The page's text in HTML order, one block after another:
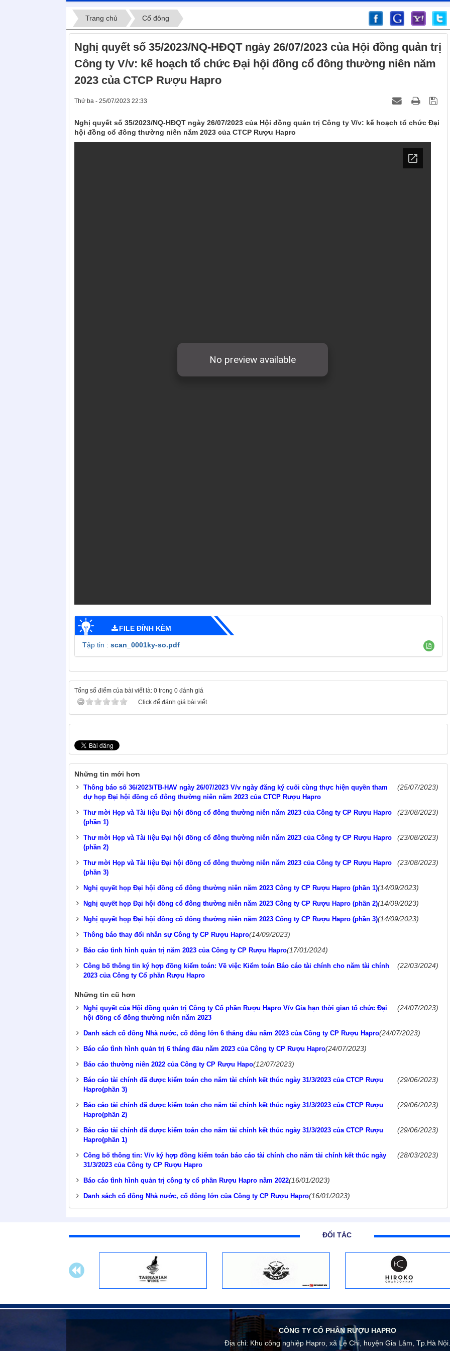
Trang chủ Cổ đông
Nghị quyết số 35/2023/NQ-HĐQT ngày 26/07/2023 của Hội đồng quản trị
Công ty V/v: kế hoạch tổ chức Đại hội đồng cổ đông thường niên năm
2023 của CTCP Rượu Hapro
Thứ ba - 25/07/2023 22:33
Nghị quyết số 35/2023/NQ-HĐQT ngày 26/07/2023 của Hội đồng quản trị Công ty V/v: kế hoạch tổ chức Đại
hội đồng cổ đông thường niên năm 2023 của CTCP Rượu Hapro
FILE ĐÍNH KÈM
Tập tin : scan_0001ky-so.pdf
Tổng số điểm của bài viết là: 0 trong 0 đánh giá
Click để đánh giá bài viết
Những tin mới hơn
Thông báo số 36/2023/TB-HAV ngày 26/07/2023 V/v ngày đăng ký cuối cùng thực hiện quyền tham
dự họp Đại hội đồng cổ đông thường niên năm 2023 của CTCP Rượu Hapro
(25/07/2023)
Thư mời Họp và Tài liệu Đại hội đồng cổ đông thường niên năm 2023 của Công ty CP Rượu Hapro
(phần 1)
(23/08/2023)
Thư mời Họp và Tài liệu Đại hội đồng cổ đông thường niên năm 2023 của Công ty CP Rượu Hapro
(phần 2)
(23/08/2023)
Thư mời Họp và Tài liệu Đại hội đồng cổ đông thường niên năm 2023 của Công ty CP Rượu Hapro
(phần 3)
(23/08/2023)
Nghị quyết họp Đại hội đồng cổ đông thường niên năm 2023 Công ty CP Rượu Hapro (phần 1)(14/09/2023)
Nghị quyết họp Đại hội đồng cổ đông thường niên năm 2023 Công ty CP Rượu Hapro (phần 2)(14/09/2023)
Nghị quyết họp Đại hội đồng cổ đông thường niên năm 2023 Công ty CP Rượu Hapro (phần 3)(14/09/2023)
Thông báo thay đổi nhân sự Công ty CP Rượu Hapro(14/09/2023)
Báo cáo tình hình quản trị năm 2023 của Công ty CP Rượu Hapro(17/01/2024)
Công bố thông tin ký hợp đồng kiểm toán: Về việc Kiểm toán Báo cáo tài chính cho năm tài chính
2023 của Công ty Cổ phần Rượu Hapro
(22/03/2024)
Những tin cũ hơn
Nghị quyết của Hội đồng quản trị Công ty Cổ phần Rượu Hapro V/v Gia hạn thời gian tổ chức Đại
hội đồng cổ đông thường niên năm 2023
(24/07/2023)
Danh sách cổ đông Nhà nước, cổ đông lớn 6 tháng đàu năm 2023 của Công ty CP Rượu Hapro(24/07/2023)
Báo cáo tình hình quản trị 6 tháng đầu năm 2023 của Công ty CP Rượu Hapro(24/07/2023)
Báo cáo thường niên 2022 của Công ty CP Rượu Hapo(12/07/2023)
Báo cáo tài chính đã được kiểm toán cho năm tài chính kết thúc ngày 31/3/2023 của CTCP Rượu
Hapro(phần 3)
(29/06/2023)
Báo cáo tài chính đã được kiểm toán cho năm tài chính kết thúc ngày 31/3/2023 của CTCP Rượu
Hapro(phần 2)
(29/06/2023)
Báo cáo tài chính đã được kiểm toán cho năm tài chính kết thúc ngày 31/3/2023 của CTCP Rượu
Hapro(phần 1)
(29/06/2023)
Công bố thông tin: V/v ký hợp đồng kiểm toán báo cáo tài chính cho năm tài chính kết thúc ngày
31/3/2023 của Công ty CP Rượu Hapro
(28/03/2023)
Báo cáo tình hình quản trị công ty cổ phần Rượu Hapro năm 2022(16/01/2023)
Danh sách cổ đông Nhà nước, cổ đông lớn của Công ty CP Rượu Hapro(16/01/2023)
ĐỐI TÁC
CÔNG TY CỔ PHẦN RƯỢU HAPRO
Địa chỉ:Khu công nghiệp Hapro, xã Lệ Chi, huyện Gia Lâm, Tp.Hà Nội.